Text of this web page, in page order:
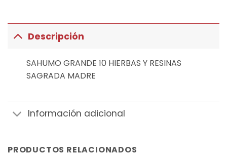
Descripción
SAHUMO GRANDE 10 HIERBAS Y RESINAS
SAGRADA MADRE
Información adicional
PRODUCTOS RELACIONADOS